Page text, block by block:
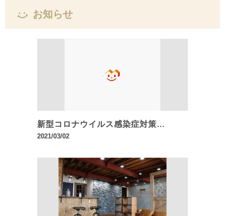
お知らせ
新型コロナウイルス感染症対策…
2021/03/02